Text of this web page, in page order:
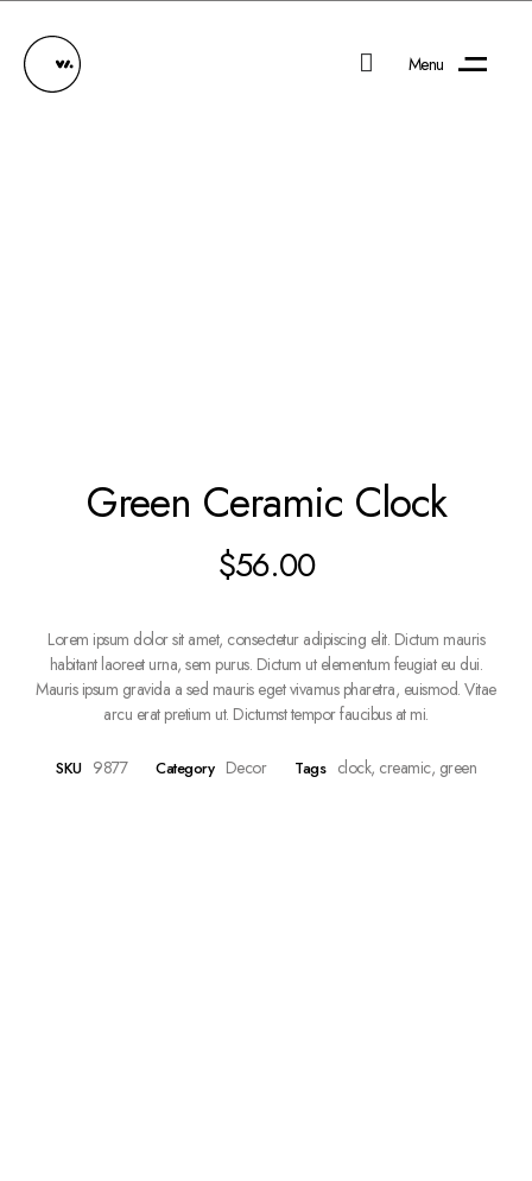
Menu
Green Ceramic Clock
$56.00
Lorem ipsum dolor sit amet, consectetur adipiscing elit. Dictum mauris
habitant laoreet urna, sem purus. Dictum ut elementum feugiat eu dui.
Mauris ipsum gravida a sed mauris eget vivamus pharetra, euismod. Vitae
arcu erat pretium ut. Dictumst tempor faucibus at mi.
SKU 9877 Category Decor Tags clock, creamic, green